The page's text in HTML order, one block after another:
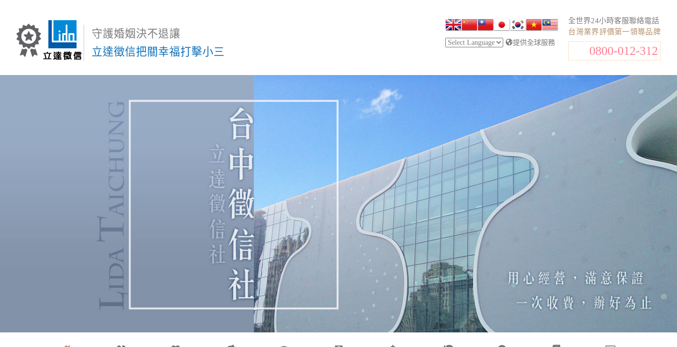
守護婚姻決不退讓
立達徵信把關幸福打擊小三
全世界24小時客服聯絡電話
台灣業界評價第一領導品牌
0800-012-312
提供全球服務